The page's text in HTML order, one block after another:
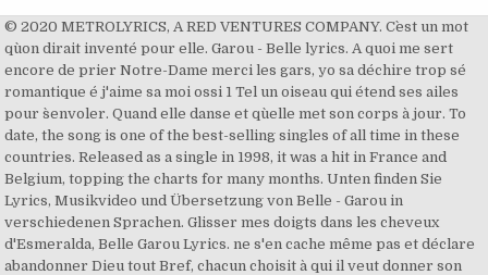
© 2020 METROLYRICS, A RED VENTURES COMPANY. C`est un mot
qu`on dirait inventé pour elle. Garou - Belle lyrics. A quoi me sert
encore de prier Notre-Dame merci les gars, yo sa déchire trop sé
romantique é j'aime sa moi ossi 1 Tel un oiseau qui étend ses ailes
pour s`envoler. Quand elle danse et qu`elle met son corps à jour. To
date, the song is one of the best-selling singles of all time in these
countries. Released as a single in 1998, it was a hit in France and
Belgium, topping the charts for many months. Unten finden Sie
Lyrics, Musikvideo und Übersetzung von Belle - Garou in
verschiedenen Sprachen. Glisser mes doigts dans les cheveux
d'Esmeralda, Belle Garou Lyrics. ne s'en cache même pas et déclare
abandonner Dieu tout Bref, chacun choisit à qui il veut donner son